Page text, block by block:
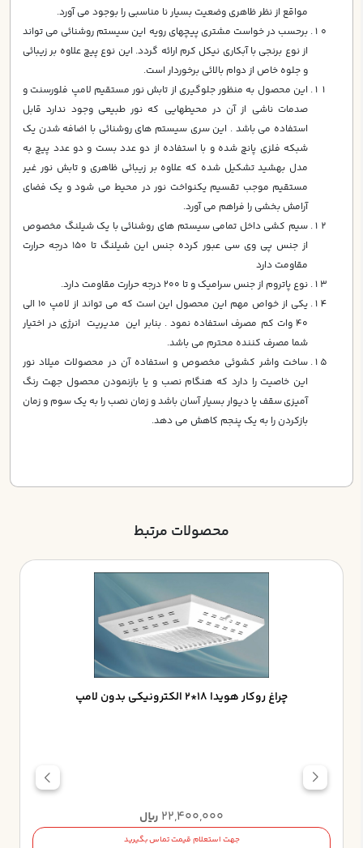
مواقع از نظر ظاهري وضعيت بسيار نا مناسبي را بوجود مي آورد.
برحسب در خواست مشتري پيچهاي رويه اين سيستم روشنائي مي تواند
از نوع برنجي با آبكاري نيكل كرم ارائه گردد. اين نوع پيچ علاوه بر زيبائي
و جلوه خاص از دوام بالائي برخوردار است.
اين محصول به منظور جلوگيري از تابش نور مستقيم لامپ فلورسنت و
صدمات ناشي از آن در محيطهايي كه نور طبيعي وجود ندارد قابل
استفاده مي باشد . اين سري سيستم هاي روشنائي با اضافه شدن يك
شبكه فلزي پانچ شده و با استفاده از دو عدد بست و دو عدد پيچ به
مدل بهشيد تشكيل شده كه علاوه بر زيبائي ظاهري و تابش نور غير
مستقيم موجب تقسيم يكنواخت نور در محيط مي شود و يك فضاي
آرامش بخشي را فراهم مي آورد.
سيم كشي داخل تمامي سيستم هاي روشنائي با يك شيلنگ مخصوص
از جنس پي وي سي عبور كرده جنس اين شيلنگ تا 150 درجه حرارت
مقاومت دارد
نوع پاتروم از جنس سراميك و تا 200 درجه حرارت مقاومت دارد.
يكي از خواص مهم اين محصول اين است كه مي تواند از لامپ 10 الي
40 وات كم مصرف استفاده نمود . بنابر اين مديريت انرژي در اختيار
شما مصرف كننده محترم مي باشد.
ساخت واشر كشوئي مخصوص و استفاده آن در محصولات ميلاد نور
اين خاصيت را دارد كه هنگام نصب و يا بازنمودن محصول جهت رنگ
آميزي سقف يا ديوار بسيار آسان باشد و زمان نصب را به يك سوم و زمان
بازكردن را به يك پنجم كاهش مي دهد.
محصولات مرتبط
چراغ روکار هويدا 18*2 الکترونيکي بدون لامپ
22,400,000 ریال
جهت استعلام قیمت تماس بگیرید